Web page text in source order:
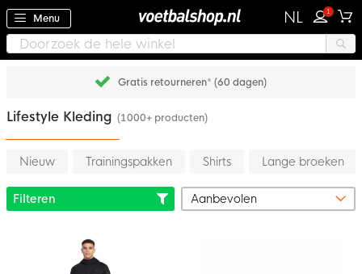
Menu NL 1
Gratis retourneren* (60 dagen)
Lifestyle Kleding (1000+ producten)
Nieuw Trainingspakken Shirts Lange broeken
Filteren